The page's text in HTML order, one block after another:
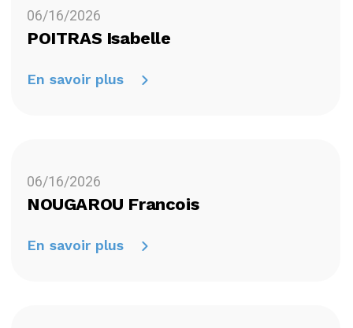
06/16/2026
POITRAS Isabelle
En savoir plus
06/16/2026
NOUGAROU Francois
En savoir plus